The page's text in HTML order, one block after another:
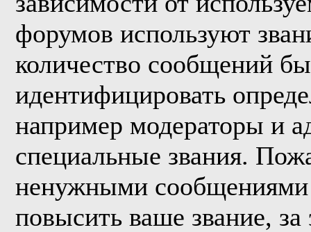
форумов используют
количество сообщений
идентифицировать
например модераторы и
специальные звания.
ненужными сообщениями
повысить ваше звание, за